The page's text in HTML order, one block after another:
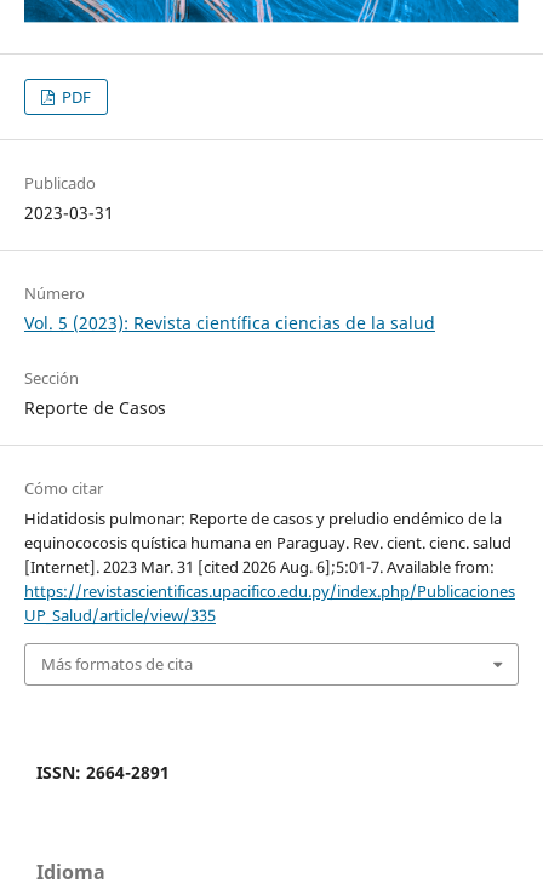
PDF
Publicado
2023-03-31
Número
Vol. 5 (2023): Revista científica ciencias de la salud
Sección
Reporte de Casos
Cómo citar
Hidatidosis pulmonar: Reporte de casos y preludio endémico de la
equinococosis quística humana en Paraguay. Rev. cient. cienc. salud
[Internet]. 2023 Mar. 31 [cited 2026 Aug. 6];5:01-7. Available from:
https://revistascientificas.upacifico.edu.py/index.php/Publicaciones
UP_Salud/article/view/335
Más formatos de cita
ISSN: 2664-2891
Idioma